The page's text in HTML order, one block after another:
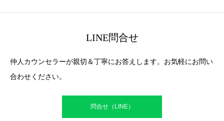
LINE問合せ
仲人カウンセラーが親切＆丁寧にお答えします。お気軽にお問い
合わせください。
問合せ（LINE）